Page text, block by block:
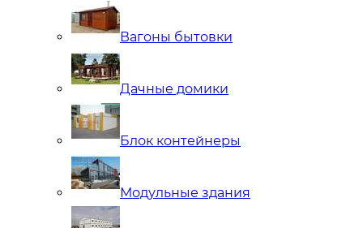
Вагоны бытовки
Дачные домики
Блок контейнеры
Модульные здания